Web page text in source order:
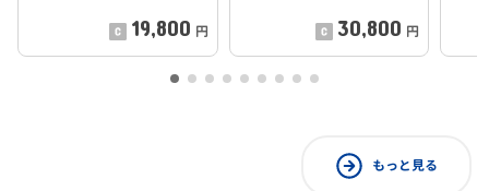
19,800 円 30,800 円
もっと見る